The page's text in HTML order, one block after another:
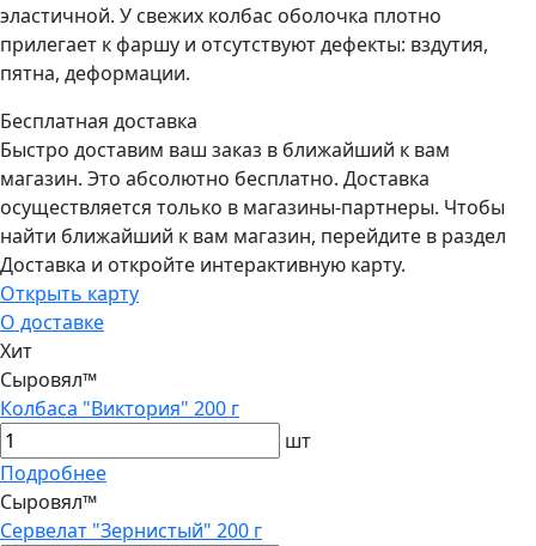
эластичной. У свежих колбас оболочка плотно
прилегает к фаршу и отсутствуют дефекты: вздутия,
пятна, деформации.
Бесплатная доставка
Быстро доставим ваш заказ в ближайший к вам
магазин. Это абсолютно бесплатно. Доставка
осуществляется только в магазины-партнеры. Чтобы
найти ближайший к вам магазин, перейдите в раздел
Доставка и откройте интерактивную карту.
Открыть карту
О доставке
Хит
Сыровял™
Колбаса "Виктория" 200 г
шт
Подробнее
Сыровял™
Сервелат "Зернистый" 200 г